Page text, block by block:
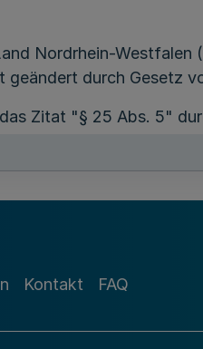
Nordrhein-Westfalen
geändert durch Gesetz
Zitat "§ 25 Abs. 5"
Kontakt FAQ